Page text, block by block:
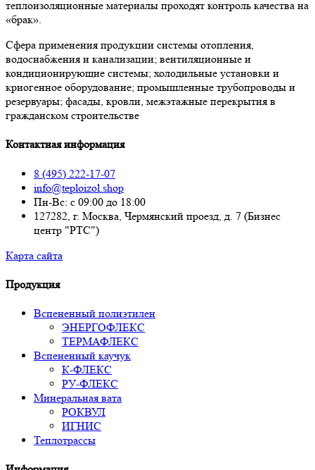
теплоизоляционные материалы проходят контроль качества на
«брак».
Сфера применения продукции системы отопления,
водоснабжения и канализации; вентиляционные и
кондиционирующие системы; холодильные установки и
криогенное оборудование; промышленные трубопроводы и
резервуары; фасады, кровли, межэтажные перекрытия в
гражданском строительстве
Контактная информация
8 (495) 222-17-07
info@teploizol.shop
Пн-Вс: с 09:00 до 18:00
127282, г. Москва, Чермянский проезд, д. 7 (Бизнес
центр "РТС")
Карта сайта
Продукция
Вспененный полиэтилен
ЭНЕРГОФЛЕКС
ТЕРМАФЛЕКС
Вспененный каучук
К-ФЛЕКС
РУ-ФЛЕКС
Минеральная вата
РОКВУЛ
ИГНИС
Теплотрассы